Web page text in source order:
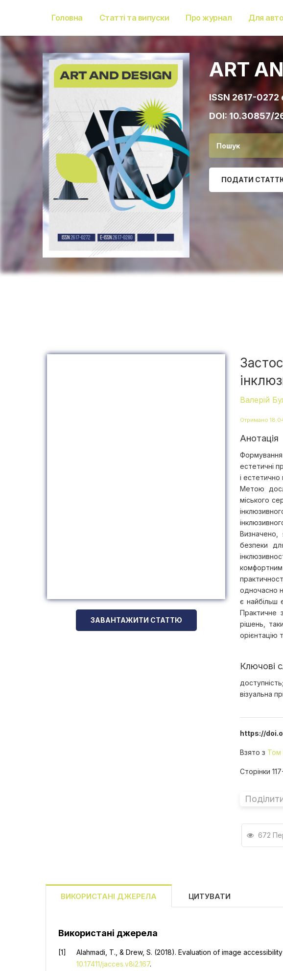
Головна Статті та випуски Про журнал Для
ART
ISSN 2617-
DOI:10.30857/
ПОДАТИ
ЗАВАНТАЖИТИ СТАТТЮ
Валерій
Отримано
Анотація
естетичні
і
Метою
міського
Визначено,
безпеки
одночасно
є найбільш
Практичне
рішень,
орієнтацію
Ключові
візуальна
https://
Взято з Том
Сторінки
672
ВИКОРИСТАНІ ДЖЕРЕЛА ЦИТУВАТИ
Використані джерела
Alahmadi, T., & Drew, S. (2018). Evaluation of image
10.17411/jacces.v8i2.167.